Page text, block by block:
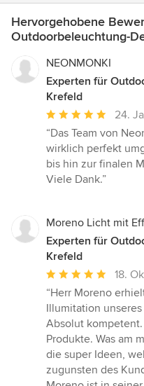
Hervorgehobene
Outdoorbeleuchtung-
NEONMONKI
Experten für
Krefeld
Durchschnittliche
Bewertung:
5
von
5
24.
“Das Team von
wirklich perfekt
bis hin zur finalen
Viele Dank.”
Moreno Licht mit
Experten für
Krefeld
Durchschnittliche
Bewertung:
5
von
5
Sternen
18.
“Herr Moreno
Illumitation
Absolut
Produkte. Was am
die super Ideen,
zugunsten des